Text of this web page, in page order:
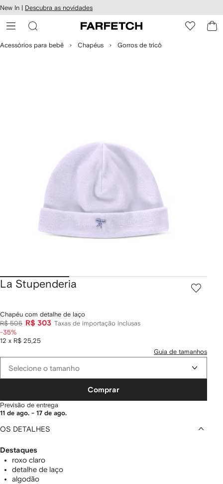
o
New In | Descubra as novidades
Acessórios para bebê Chapéus Gorros de tricô
La Stupenderia
Chapéu com detalhe de laço
R$ 505
R$ 303
12 x R$ 25,25
Taxas de importação inclusas
-35%
Guia de tamanhos
Selecione o tamanho
Comprar
Previsão de entrega
11 de ago. - 17 de ago.
OS DETALHES
Destaques
roxo claro
detalhe de laço
algodão